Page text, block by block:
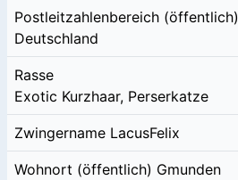
Postleitzahlenbereich (öffentlich)
Deutschland
Rasse
Exotic Kurzhaar, Perserkatze
Zwingername LacusFelix
Wohnort (öffentlich) Gmunden